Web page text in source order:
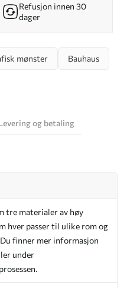
Refusjon innen 30
dager
mønster Bauhaus
og betaling
tre materialer av høy
hver passer til ulike rom og
finner mer informasjon
under